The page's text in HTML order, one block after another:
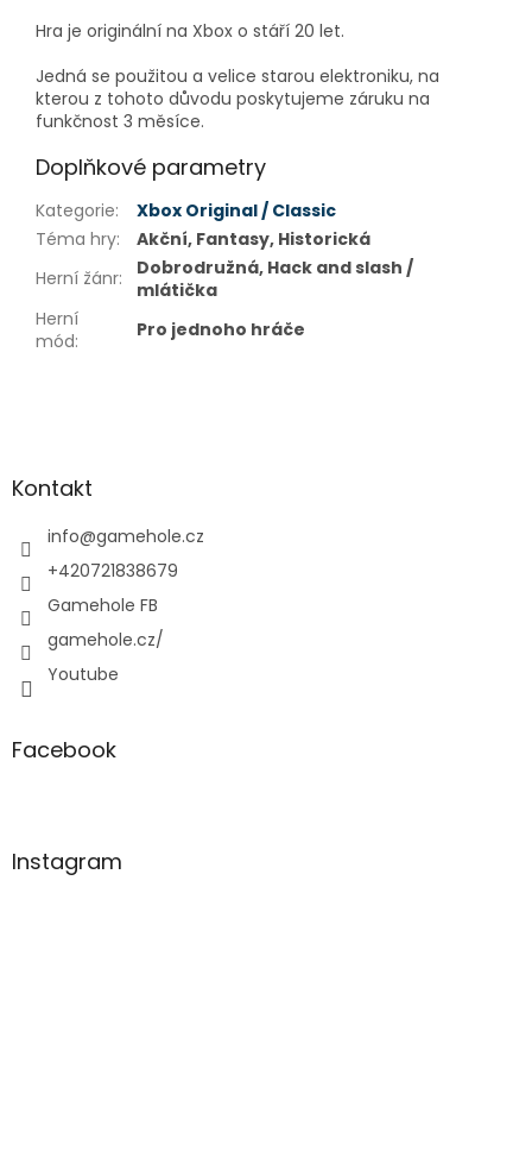
Hra je originální na Xbox o stáří 20 let.
Jedná se použitou a velice starou elektroniku, na
kterou z tohoto důvodu poskytujeme záruku na
funkčnost 3 měsíce.
Doplňkové parametry
Kategorie:
Xbox Original / Classic
Téma hry:
Akční, Fantasy, Historická
Herní žánr:
Dobrodružná, Hack and slash /
mlátička
Herní
mód: Pro jednoho hráče
aKontakt
info@gamehole.cz
+420721838679
Gamehole FB
gamehole.cz/
Youtube
Facebook
Instagram